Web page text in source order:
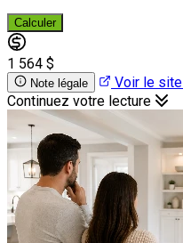
Calculer
1 564 $
Note légale Voir le site
Continuez votre lecture